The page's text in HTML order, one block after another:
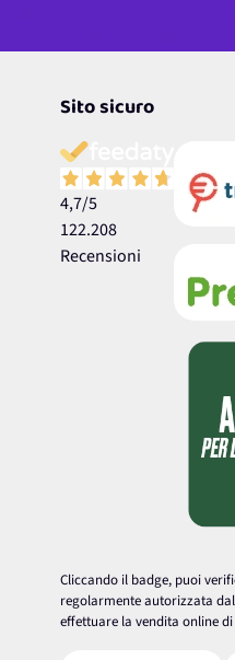
Sito sicuro
4,7/5
122.208
Recensioni
Cliccando il badge, puoi
regolarmente autorizzata
effettuare la vendita online